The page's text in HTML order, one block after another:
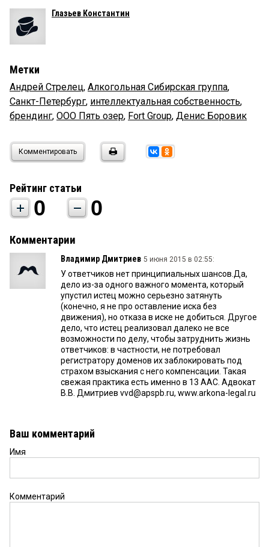
Глазьев Константин
Метки
Андрей Стрелец, Алкогольная Сибирская группа,
Санкт-Петербург, интеллектуальная собственность,
брендинг, ООО Пять озер, Fort Group, Денис Боровик
Комментировать
Рейтинг статьи
0 0
Комментарии
Владимир Дмитриев 5 июня 2015 в 02:55:
У ответчиков нет принципиальных шансов.Да,
дело из-за одного важного момента, который
упустил истец можно серьезно затянуть
(конечно, я не про оставление иска без
движения), но отказа в иске не добиться. Другое
дело, что истец реализовал далеко не все
возможности по делу, чтобы затруднить жизнь
ответчиков: в частности, не потребовал
регистратору доменов их заблокировать под
страхом взыскания с него компенсации. Такая
свежая практика есть именно в 13 ААС. Адвокат
В.В. Дмитриев vvd@apspb.ru, www.arkona-legal.ru
Ваш комментарий
Имя
Комментарий